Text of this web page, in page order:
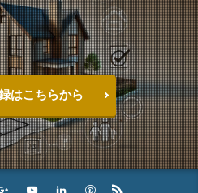
はこちらから